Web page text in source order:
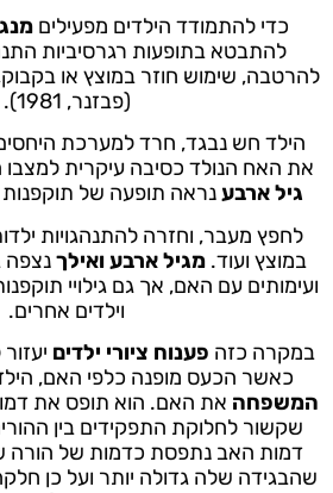
כדי להתמודד הילדים מפעילים
להתבטא בתופעות רגרסיביות
להרטבה, שימוש חוזר במוצץ או
(פבזנר, 1981).
הילד חש נבגד, חרד למערכת היחסים
את האח הנולד כסיבה עיקרית למצבו
גיל ארבענראה תופעה של
לחפץ מעבר, וחזרה להתנהגויות
במוצץ ועוד.מגיל ארבע ואילךנצפה
ועימותים עם האם, אך גם גילויי
וילדים אחרים.
במקרה כזה פענוח ציורי ילדים
כאשר הכעס מופנה כלפי האם,
המשפחה את האם. הוא תופס את
שקשור לחלוקת התפקידים בין
דמות האב נתפסת כדמות של הורה
שהבגידה שלה גדולה יותר ועל כן